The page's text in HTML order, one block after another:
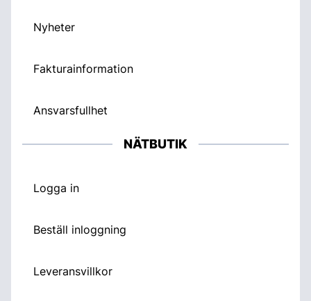
Nyheter
Fakturainformation
Ansvarsfullhet
NÄTBUTIK
Logga in
Beställ inloggning
Leveransvillkor